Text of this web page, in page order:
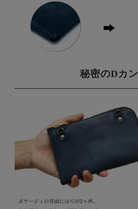
秘密のDカン